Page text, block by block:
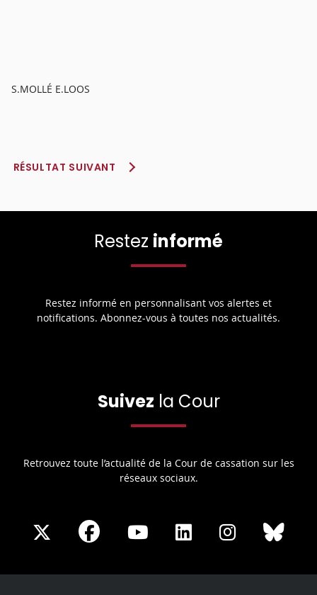
S.MOLLÉ E.LOOS
RÉSULTAT SUIVANT
Restez informé
Restez informé en personnalisant vos alertes et
notifications. Abonnez-vous à toutes nos actualités.
Suivez la Cour
Retrouvez toute l’actualité de la Cour de cassation sur les
réseaux sociaux.
Share
X
Share
Facebook
Share
Youtube
Share
LinkedIn
Share
Instagram